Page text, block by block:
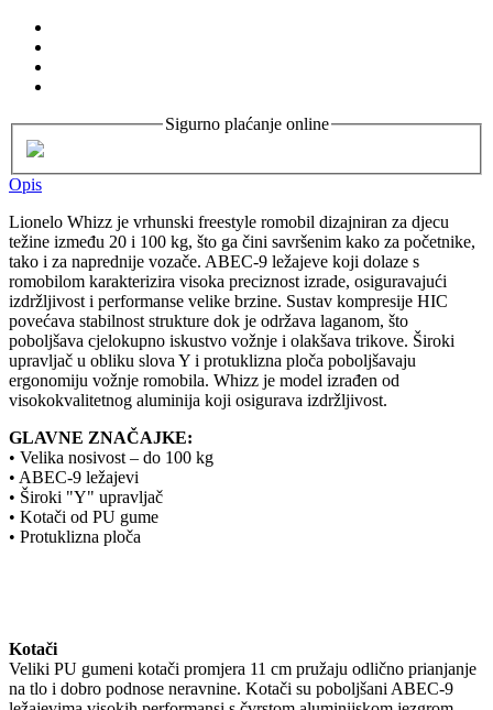
Sigurno plaćanje online
Opis
Lionelo Whizz je vrhunski freestyle romobil dizajniran za djecu
težine između 20 i 100 kg, što ga čini savršenim kako za početnike,
tako i za naprednije vozače. ABEC-9 ležajeve koji dolaze s
romobilom karakterizira visoka preciznost izrade, osiguravajući
izdržljivost i performanse velike brzine. Sustav kompresije HIC
povećava stabilnost strukture dok je održava laganom, što
poboljšava cjelokupno iskustvo vožnje i olakšava trikove. Široki
upravljač u obliku slova Y i protuklizna ploča poboljšavaju
ergonomiju vožnje romobila. Whizz je model izrađen od
visokokvalitetnog aluminija koji osigurava izdržljivost.
GLAVNE ZNAČAJKE:
• Velika nosivost – do 100 kg
• ABEC-9 ležajevi
• Široki "Y" upravljač
• Kotači od PU gume
• Protuklizna ploča
Kotači
Veliki PU gumeni kotači promjera 11 cm pružaju odlično prianjanje
na tlo i dobro podnose neravnine. Kotači su poboljšani ABEC-9